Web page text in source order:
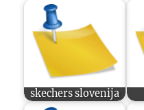
skechers slovenija